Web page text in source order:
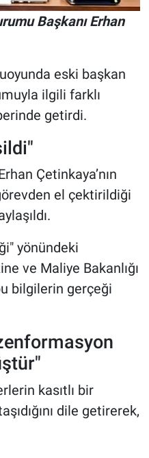
Başkanı Erhan
eski başkan
ilgili farklı
getirdi.
Çetinkaya’nın
el çektirildiği
yönündeki
ve Maliye Bakanlığı
bilgilerin gerçeği
kasıtlı bir
dile getirerek,